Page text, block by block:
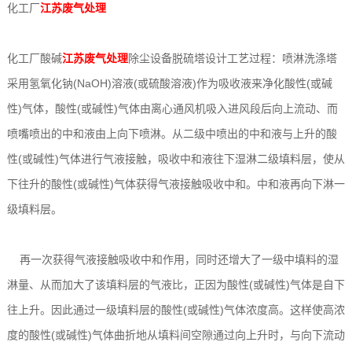
备
子
备
示
闻
动
态
我
们
化工厂江苏废气处理
化工厂酸碱江苏废气处理除尘设备脱硫塔设计工艺过程：喷淋洗涤塔
采用氢氧化钠(NaOH)溶液(或硫酸溶液)作为吸收液来净化酸性(或碱
性)气体，酸性(或碱性)气体由离心通风机吸入进风段后向上流动、而
喷嘴喷出的中和液由上向下喷淋。从二级中喷出的中和液与上升的酸
性(或碱性)气体进行气液接触，吸收中和液往下湿淋二级填料层，使从
下往升的酸性(或碱性)气体获得气液接触吸收中和。中和液再向下淋一
级填料层。
再一次获得气液接触吸收中和作用，同时还增大了一级中填料的湿
淋量、从而加大了该填料层的气液比，正因为酸性(或碱性)气体是自下
往上升。因此通过一级填料层的酸性(或碱性)气体浓度高。这样使高浓
度的酸性(或碱性)气体曲折地从填料间空隙通过向上升时，与向下流动